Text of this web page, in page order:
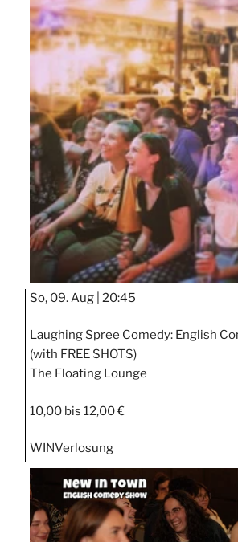
So, 09. Aug | 20:45
Laughing Spree Comedy: English
(with FREE SHOTS)
The Floating Lounge
10,00 bis 12,00 €
WINVerlosung